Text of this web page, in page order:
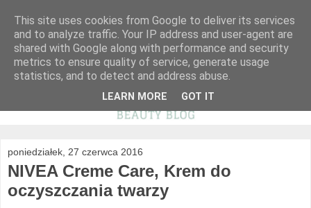
poniedziałek, 27 czerwca 2016
NIVEA Creme Care, Krem do
oczyszczania twarzy
This site uses cookies from Google to deliver its services
and to analyze traffic. Your IP address and user-agent are
shared with Google along with performance and security
metrics to ensure quality of service, generate usage
statistics, and to detect and address abuse.
LEARN MORE GOT IT